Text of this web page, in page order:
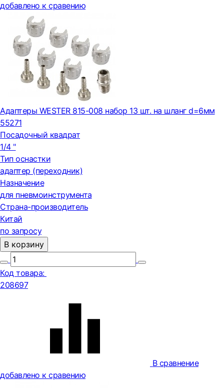
добавлено к сравению
Адаптеры WESTER 815-008 набор 13 шт. на шланг d=6мм
55271
Посадочный квадрат
1/4 "
Тип оснастки
адаптер (переходник)
Назначение
для пневмоинструмента
Страна-производитель
Китай
по запросу
В корзину
Код товара:
208697
В сравнение
добавлено к сравению